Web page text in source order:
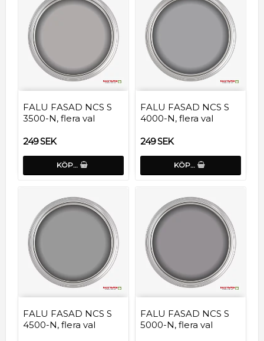
FALU FASAD NCS S
3500-N, flera val
249 SEK
KÖP…
FALU FASAD NCS S
4000-N, flera val
249 SEK
KÖP…
FALU FASAD NCS S
4500-N, flera val
FALU FASAD NCS S
5000-N, flera val